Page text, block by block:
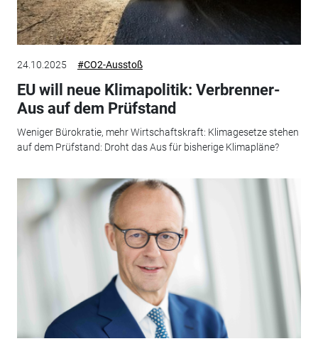
24.10.2025 #CO2-Ausstoß
EU will neue Klimapolitik: Verbrenner-
Aus auf dem Prüfstand
Weniger Bürokratie, mehr Wirtschaftskraft: Klimagesetze stehen
auf dem Prüfstand: Droht das Aus für bisherige Klimapläne?